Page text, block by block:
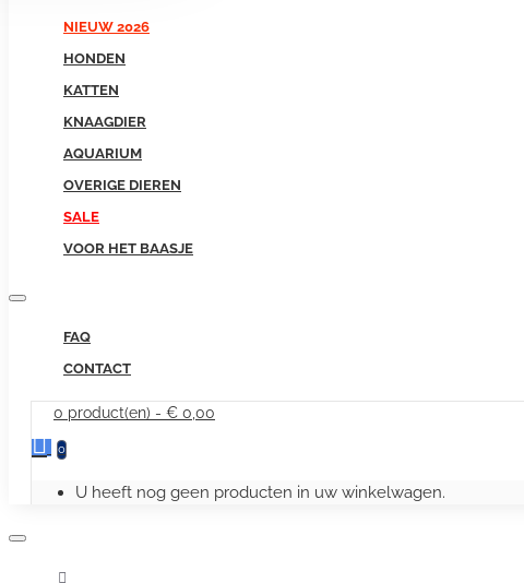
NIEUW 2026
HONDEN
KATTEN
KNAAGDIER
AQUARIUM
OVERIGE DIEREN
SALE
VOOR HET BAASJE
FAQ
CONTACT
0 product(en) - € 0,00
0
U heeft nog geen producten in uw winkelwagen.